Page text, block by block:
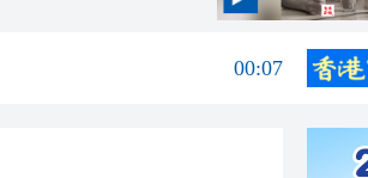
00:19
00:07